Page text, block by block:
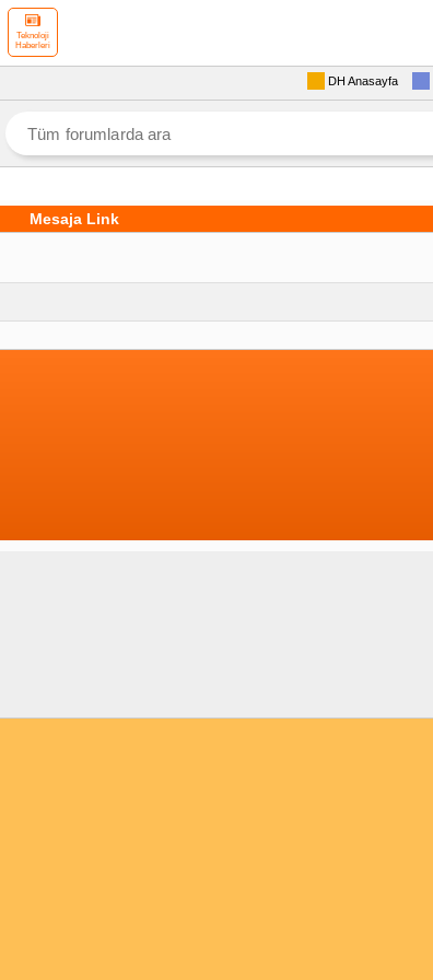
Teknoloji
Haberleri
DH Anasayfa
Mesaja Link